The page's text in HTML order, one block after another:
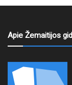
Apie Žemaitijos